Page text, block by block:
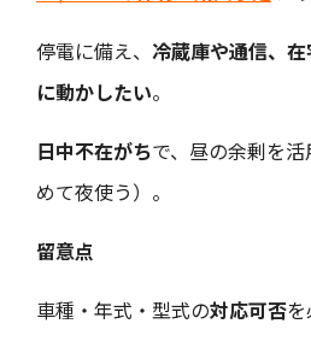
停電に備え、 冷蔵庫や通信、
に動かしたい。
日中不在がちで、昼の余剰を
めて夜使う）。
留意点
車種・年式・型式の対応可否を